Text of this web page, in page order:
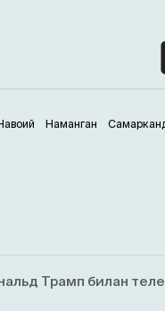
Наманган
Трамп билан